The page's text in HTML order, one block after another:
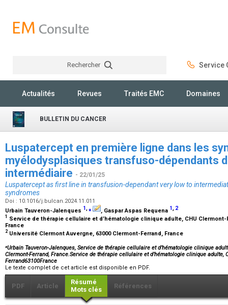
Rechercher Service
Actualités Revues Traités EMC Domaines
BULLETIN DU CANCER
Luspatercept en première ligne dans les
myélodysplasiques transfuso-dépendants
intermédiaire - 22/01/25
Luspatercept as first line in transfusion-dependant very low to
syndromes
Doi : 10.1016/j.bulcan.2024.11.011
Urbain Tauveron-Jalenques 1,⁎ , Gaspar Aspas Requena 1, 2
1 Service de thérapie cellulaire et d’hématologie clinique adulte, CHU
France
2 Université Clermont Auvergne, 63000 Clermont-Ferrand, France
⁎Urbain Tauveron-Jalenques, Service de thérapie cellulaire et d’hématologie clinique
Clermont-Ferrand, France.Service de thérapie cellulaire et d’hématologie clinique adulte,
Ferrand63100France
Le texte complet de cet article est disponible en PDF.
PDF Article
Résumé
Mots clés
Références